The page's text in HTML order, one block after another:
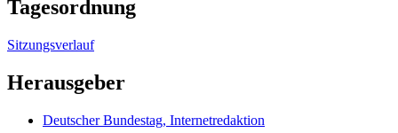
Tagesordnung
Sitzungsverlauf
Herausgeber
Deutscher Bundestag, Internetredaktion